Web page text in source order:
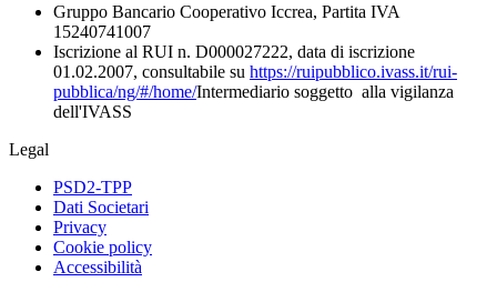
Gruppo Bancario Cooperativo Iccrea, Partita IVA
15240741007
Iscrizione al RUI n. D000027222, data di iscrizione
01.02.2007, consultabile su https://ruipubblico.ivass.it/rui-
pubblica/ng/#/home/Intermediario soggetto alla vigilanza
dell'IVASS
Legal
PSD2-TPP
Dati Societari
Privacy
Cookie policy
Accessibilità